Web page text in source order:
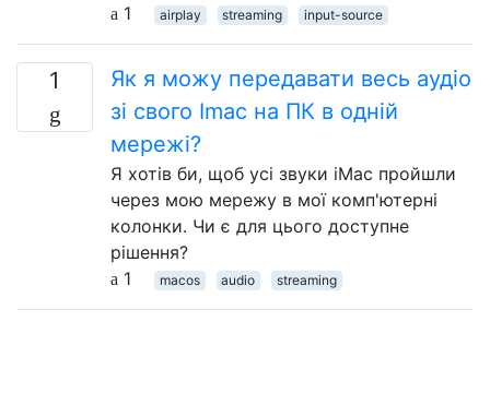
1
airplay streaming input-source
1
Як я можу передавати весь аудіо
зі свого Imac на ПК в одній
мережі?
Я хотів би, щоб усі звуки iMac пройшли
через мою мережу в мої комп'ютерні
колонки. Чи є для цього доступне
рішення?
1
macos audio streaming